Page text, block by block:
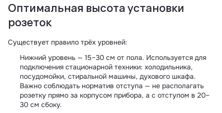
Оптимальная высота установки
розеток
Существует правило трёх уровней:
Нижний уровень — 15–30 см от пола. Используется для
подключения стационарной техники: холодильника,
посудомойки, стиральной машины, духового шкафа.
Важно соблюдать норматив отступа — не располагать
розетку прямо за корпусом прибора, а с отступом в 20–
30 см сбоку.